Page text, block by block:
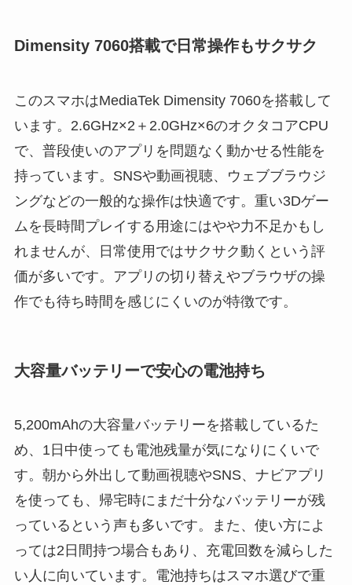
Dimensity 7060搭載で日常操作もサクサク
このスマホはMediaTek Dimensity 7060を搭載して
います。2.6GHz×2＋2.0GHz×6のオクタコアCPU
で、普段使いのアプリを問題なく動かせる性能を
持っています。SNSや動画視聴、ウェブブラウジ
ングなどの一般的な操作は快適です。重い3Dゲー
ムを長時間プレイする用途にはやや力不足かもし
れませんが、日常使用ではサクサク動くという評
価が多いです。アプリの切り替えやブラウザの操
作でも待ち時間を感じにくいのが特徴です。
大容量バッテリーで安心の電池持ち
5,200mAhの大容量バッテリーを搭載しているた
め、1日中使っても電池残量が気になりにくいで
す。朝から外出して動画視聴やSNS、ナビアプリ
を使っても、帰宅時にまだ十分なバッテリーが残
っているという声も多いです。また、使い方によ
っては2日間持つ場合もあり、充電回数を減らした
い人に向いています。電池持ちはスマホ選びで重